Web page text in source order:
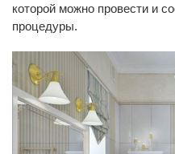
которой можно провести и
процедуры.